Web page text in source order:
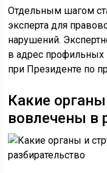
Отдельным шагом
эксперта для
нарушений.
в адрес профильных
при Президенте по
Какие
вовлечены в